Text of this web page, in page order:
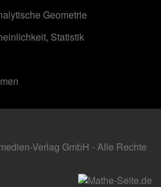
Geometrie
Statistik
Verlag GmbH - Alle Rechte